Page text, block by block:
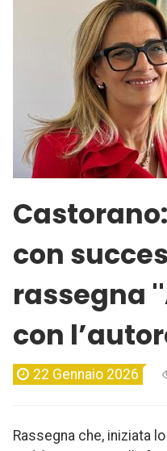
con
rassegna
con
22 Gennaio 2026
Rassegna che, iniziata